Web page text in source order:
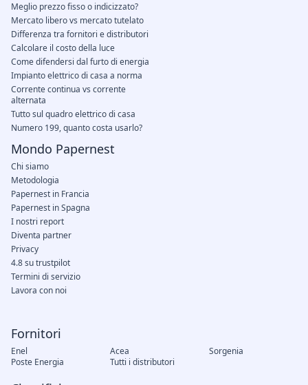
Fornitori
Enel Acea
Sorgenia
Poste Energia
Tutti i distributori
Meglio prezzo fisso o indicizzato?
Mercato libero vs mercato tutelato
Differenza tra fornitori e distributori
Calcolare il costo della luce
Come difendersi dal furto di energia
Impianto elettrico di casa a norma
Corrente continua vs corrente
alternata
Tutto sul quadro elettrico di casa
Numero 199, quanto costa usarlo?
Mondo Papernest
Chi siamo
Metodologia
Papernest in Francia
Papernest in Spagna
I nostri report
Diventa partner
Privacy
4.8 su trustpilot
Termini di servizio
Lavora con noi